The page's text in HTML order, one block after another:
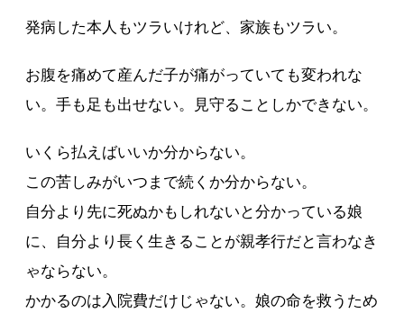
発病した本人もツラいけれど、家族もツラい。
お腹を痛めて産んだ子が痛がっていても変われな
い。手も足も出せない。見守ることしかできない。
いくら払えばいいか分からない。
この苦しみがいつまで続くか分からない。
自分より先に死ぬかもしれないと分かっている娘
に、自分より長く生きることが親孝行だと言わなき
ゃならない。
かかるのは入院費だけじゃない。娘の命を救うため